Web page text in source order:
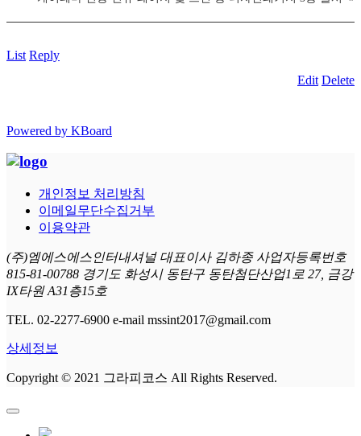
List Reply
Edit Delete
Powered by KBoard
개인정보 처리방침
이메일무단수집거부
이용약관
(주)엠에스에스인터내셔널 대표이사 김하종 사업자등록번호
815-81-00788 경기도 화성시 동탄구 동탄첨단산업1로 27, 금강
IX타원 A31층15호
TEL. 02-2277-6900 e-mail mssint2017@gmail.com
상세정보
Copyright © 2021 그라피코스 All Rights Reserved.